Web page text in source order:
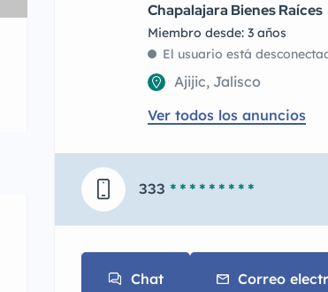
Chapalajara Bienes Raíces
Miembro desde: 3 años
El usuario está
Ajijic, Jalisco
Ver todos los anuncios
333 * * * * * * * * *
Chat Correo